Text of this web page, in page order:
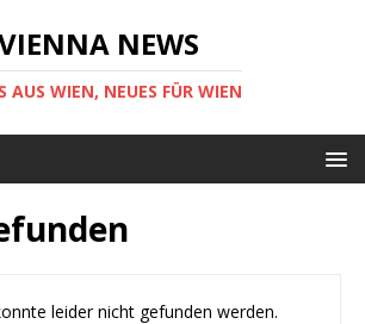
NEWS
AUS WIEN, NEUES FÜR WIEN
leider nicht gefunden werden.